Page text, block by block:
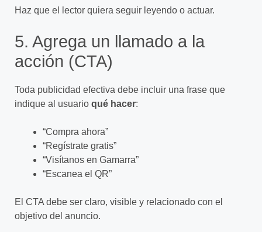
Haz que el lector quiera seguir leyendo o actuar.
5. Agrega un llamado a la
acción (CTA)
Toda publicidad efectiva debe incluir una frase que
indique al usuario qué hacer:
“Compra ahora”
“Regístrate gratis”
“Visítanos en Gamarra”
“Escanea el QR”
El CTA debe ser claro, visible y relacionado con el
objetivo del anuncio.